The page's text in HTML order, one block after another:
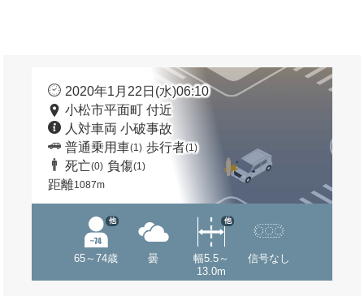
2020年1月22日(水)06:10
小松市平面町 付近
人対車両 小破事故
普通乗用車(1) 歩行者(1)
死亡(0) 負傷(1)
距離1087m
65～74歳
他
曇
幅5.5～
13.0m
他
信号なし